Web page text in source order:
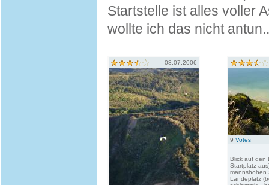
Startstelle ist alles voller
wollte ich das nicht
08.07.2006
9 Votes
Blick auf den
Startplatz
mannshohen
Landeplatz